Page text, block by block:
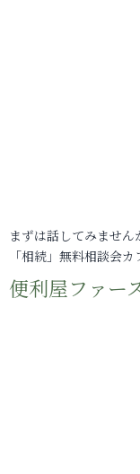
まずは話してみません
「相続」無料相談会カ
便利屋ファー